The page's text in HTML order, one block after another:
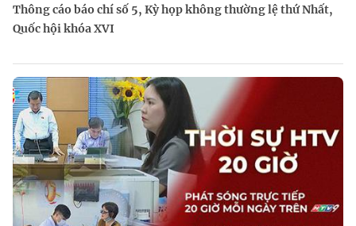
Thông cáo báo chí số 5, Kỳ họp không thường lệ thứ Nhất,
Quốc hội khóa XVI